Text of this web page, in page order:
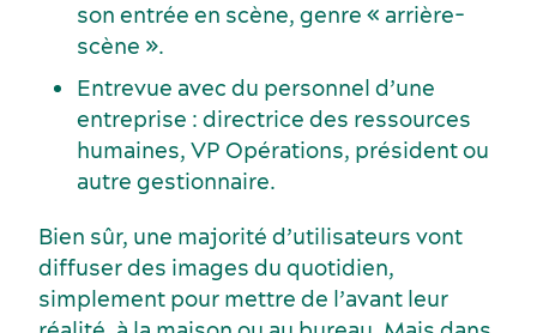
Industries clés
Hébergement
son entrée en scène, genre « arrière-
scène ».
Entrevue avec du personnel d’une
entreprise : directrice des ressources
humaines, VP Opérations, président ou
autre gestionnaire.
Bien sûr, une majorité d’utilisateurs vont
diffuser des images du quotidien,
simplement pour mettre de l’avant leur